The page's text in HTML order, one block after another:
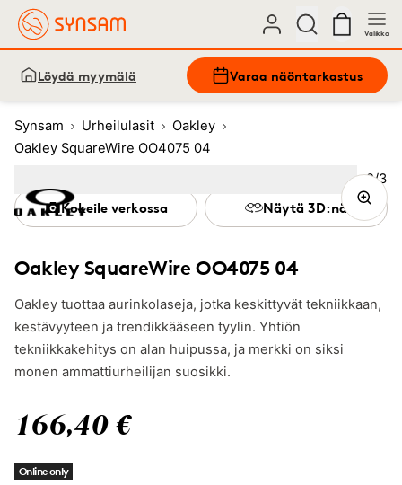
Valikko
Löydä myymälä Varaa näöntarkastus
Synsam Urheilulasit
Oakley
Oakley SquareWire OO4075 04
Oakley SquareWire OO4075 04
Oakley tuottaa aurinkolaseja, jotka keskittyvät tekniikkaan,
kestävyyteen ja trendikkääseen tyylin. Yhtiön
tekniikkakehitys on alan huipussa, ja merkki on siksi
monen ammattiurheilijan suosikki.
166,40 €
Online only
Kokeile verkossa Näytä 3D:nä
Kuva
2/3
Image 3